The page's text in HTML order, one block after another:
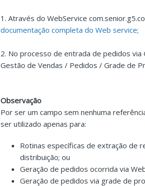
1. Através do WebService
documentação completa do Web service;
2. No processo de entrada de pedidos
Gestão de Vendas / Pedidos / Grade de
Observação
Por ser um campo sem nenhuma
ser utilizado apenas para:
Rotinas específicas de extração de
distribuição; ou
Geração de pedidos ocorrida via
Geração de pedidos via grade de